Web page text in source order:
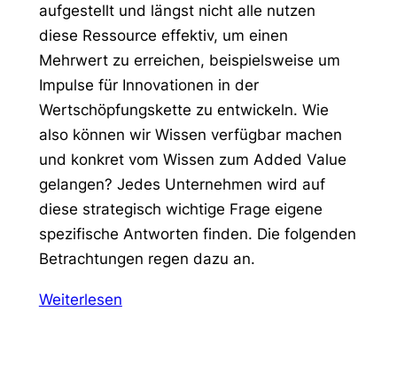
aufgestellt und längst nicht alle nutzen
diese Ressource effektiv, um einen
Mehrwert zu erreichen, beispielsweise um
Impulse für Innovationen in der
Wertschöpfungskette zu entwickeln. Wie
also können wir Wissen verfügbar machen
und konkret vom Wissen zum Added Value
gelangen? Jedes Unternehmen wird auf
diese strategisch wichtige Frage eigene
spezifische Antworten finden. Die folgenden
Betrachtungen regen dazu an.
Weiterlesen